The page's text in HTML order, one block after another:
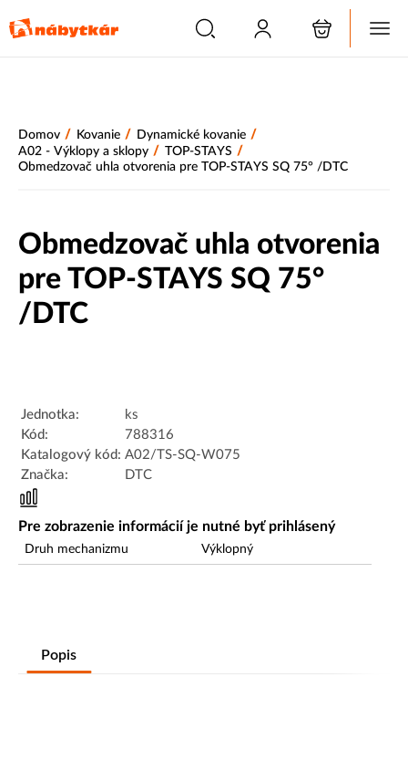
Domov / Kovanie / Dynamické kovanie /
A02 - Výklopy a sklopy / TOP-STAYS /
Obmedzovač uhla otvorenia pre TOP-STAYS SQ 75° /DTC
Obmedzovač uhla otvorenia
pre TOP-STAYS SQ 75°
/DTC
Jednotka:
ks
Kód:
788316
Katalogový kód: A02/TS-SQ-W075
Značka:
DTC
Pre zobrazenie informácií je nutné byť prihlásený
Druh mechanizmu Výklopný
Popis